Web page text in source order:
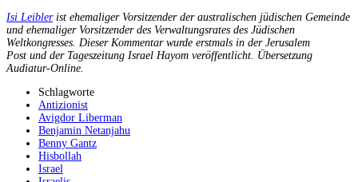
Isi Leiblerist ehemaliger Vorsitzender der australischen jüdischen Gemeinde
und ehemaliger Vorsitzender des Verwaltungsrates des Jüdischen
Weltkongresses. Dieser Kommentar wurde erstmals in der Jerusalem
Post und der Tageszeitung Israel Hayom veröffentlicht. Übersetzung
Audiatur-Online.
Schlagworte
Antizionist
Avigdor Liberman
Benjamin Netanjahu
Benny Gantz
Hisbollah
Israel